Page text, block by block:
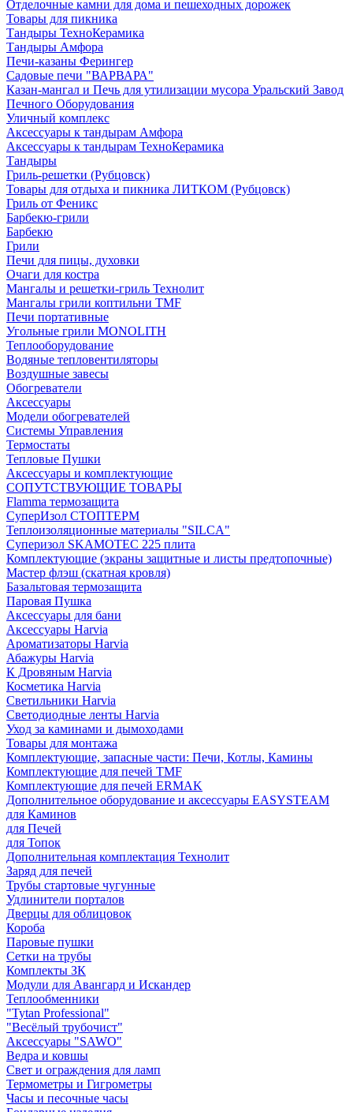
Отделочные камни для дома и пешеходных дорожек
Товары для пикника
Тандыры ТехноКерамика
Тандыры Амфора
Печи-казаны Ферингер
Садовые печи "ВАРВАРА"
Казан-мангал и Печь для утилизации мусора Уральский Завод
Печного Оборудования
Уличный комплекс
Аксессуары к тандырам Амфора
Аксессуары к тандырам ТехноКерамика
Тандыры
Гриль-решетки (Рубцовск)
Товары для отдыха и пикника ЛИТКОМ (Рубцовск)
Гриль от Феникс
Барбекю-грили
Барбекю
Грили
Печи для пицы, духовки
Очаги для костра
Мангалы и решетки-гриль Технолит
Мангалы грили коптильни TMF
Печи портативные
Угольные грили MONOLITH
Теплооборудование
Водяные тепловентиляторы
Воздушные завесы
Обогреватели
Аксессуары
Модели обогревателей
Системы Управления
Термостаты
Тепловые Пушки
Аксессуары и комплектующие
СОПУТСТВУЮЩИЕ ТОВАРЫ
Flamma термозащита
СуперИзол СТОПТЕРМ
Теплоизоляционные материалы "SILCA"
Суперизол SKAMOTEC 225 плита
Комплектующие (экраны защитные и листы предтопочные)
Мастер флэш (скатная кровля)
Базальтовая термозащита
Паровая Пушка
Аксессуары для бани
Аксессуары Harvia
Ароматизаторы Harvia
Абажуры Harvia
К Дровяным Harvia
Косметика Harvia
Светильники Harvia
Светодиодные ленты Harvia
Уход за каминами и дымоходами
Товары для монтажа
Комплектующие, запасные части: Печи, Котлы, Камины
Комплектующие для печей TMF
Комплектующие для печей ERMAK
Дополнительное оборудование и аксессуары EASYSTEAM
для Каминов
для Печей
для Топок
Дополнительная комплектация Технолит
Заряд для печей
Трубы стартовые чугунные
Удлинители порталов
Дверцы для облицовок
Короба
Паровые пушки
Сетки на трубы
Комплекты ЗК
Модули для Авангард и Искандер
Теплообменники
"Tytan Professional"
"Весёлый трубочист"
Аксессуары "SAWO"
Ведра и ковшы
Свет и ограждения для ламп
Термометры и Гигрометры
Часы и песочные часы